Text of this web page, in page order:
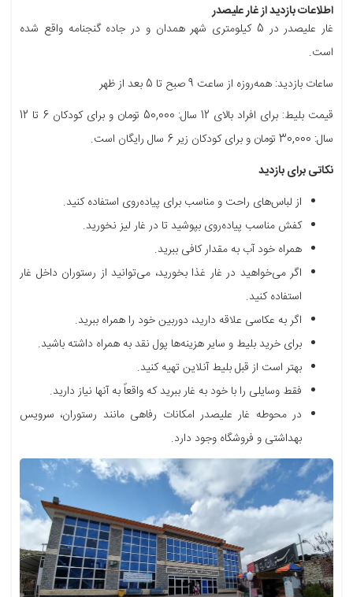
اطلاعات بازدید از غار علیصدر
غار علیصدر در 5 کیلومتری شهر همدان و در جاده گنجنامه واقع شده
است.
ساعات بازدید: همه‌روزه از ساعت 9 صبح تا 5 بعد از ظهر
قیمت بلیط: برای افراد بالای 12 سال: 50,000 تومان و برای کودکان 6 تا 12
سال: 30,000 تومان و برای کودکان زیر 6 سال رایگان است.
نکاتی برای بازدید
از لباس‌های راحت و مناسب برای پیاده‌روی استفاده کنید.
کفش مناسب پیاده‌روی بپوشید تا در غار لیز نخورید.
همراه خود آب به مقدار کافی ببرید.
اگر می‌خواهید در غار غذا بخورید، می‌توانید از رستوران داخل غار
استفاده کنید.
اگر به عکاسی علاقه دارید، دوربین خود را همراه ببرید.
برای خرید بلیط و سایر هزینه‌ها پول نقد به همراه داشته باشید.
بهتر است از قبل بلیط آنلاین تهیه کنید.
فقط وسایلی را با خود به غار ببرید که واقعاً به آنها نیاز دارید.
در محوطه غار علیصدر امکانات رفاهی مانند رستوران، سرویس
بهداشتی و فروشگاه وجود دارد.